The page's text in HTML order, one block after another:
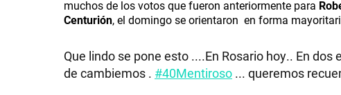
muchos de los votos que fueron anteriormente para
Centurión, el domingose orientaron en forma
Que lindo se pone esto ....En Rosario hoy.. En
de cambiemos . #40Mentiroso ... queremos